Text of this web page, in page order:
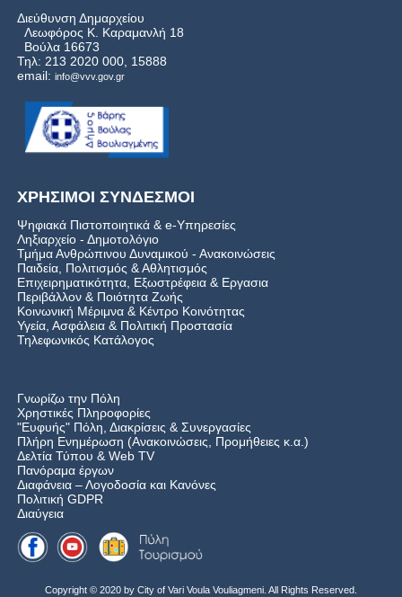
Διεύθυνση Δημαρχείου
Λεωφόρος Κ. Καραμανλή 18
Βούλα 16673
Τηλ: 213 2020 000, 15888
email: info@vvv.gov.gr
ΧΡΗΣΙΜΟΙ ΣΥΝΔΕΣΜΟΙ
Ψηφιακά Πιστοποιητικά & e-Υπηρεσίες
Ληξιαρχείο - Δημοτολόγιο
Τμήμα Ανθρώπινου Δυναμικού - Ανακοινώσεις
Παιδεία, Πολιτισμός & Αθλητισμός
Επιχειρηματικότητα, Εξωστρέφεια & Εργασια
Περιβάλλον & Ποιότητα Ζωής
Kοινωνική Μέριμνα & Κέντρο Κοινότητας
Υγεία, Ασφάλεια & Πολιτική Προστασία
Τηλεφωνικός Κατάλογος
Γνωρίζω την Πόλη
Χρηστικές Πληροφορίες
"Ευφυής" Πόλη, Διακρίσεις & Συνεργασίες
Πλήρη Ενημέρωση (Ανακοινώσεις, Προμήθειες κ.α.)
Δελτία Τύπου & Web TV
Πανόραμα έργων
Διαφάνεια – Λογοδοσία και Κανόνες
Πολιτική GDPR
Διαύγεια
Copyright © 2020 by City of Vari Voula Vouliagmeni. All Rights Reserved.